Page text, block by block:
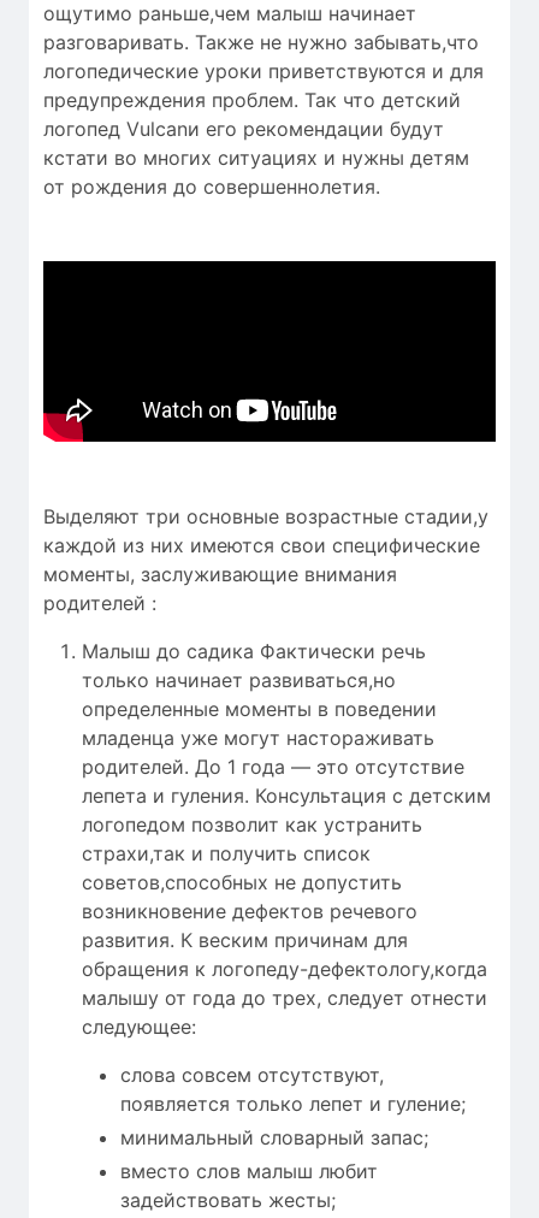
ощутимо раньше,чем малыш начинает
разговаривать. Также не нужно забывать,что
логопедические уроки приветствуются и для
предупреждения проблем. Так что детский
логопед Vulcanи его рекомендации будут
кстати во многих ситуациях и нужны детям
от рождения до совершеннолетия.
Выделяют три основные возрастные стадии,у
каждой из них имеются свои специфические
моменты, заслуживающие внимания
родителей :
Малыш до садика Фактически речь
только начинает развиваться,но
определенные моменты в поведении
младенца уже могут настораживать
родителей. До 1 года — это отсутствие
лепета и гуления. Консультация с детским
логопедом позволит как устранить
страхи,так и получить список
советов,способных не допустить
возникновение дефектов речевого
развития. К веским причинам для
обращения к логопеду-дефектологу,когда
малышу от года до трех, следует отнести
следующее:
слова совсем отсутствуют,
появляется только лепет и гуление;
минимальный словарный запас;
вместо слов малыш любит
задействовать жесты;